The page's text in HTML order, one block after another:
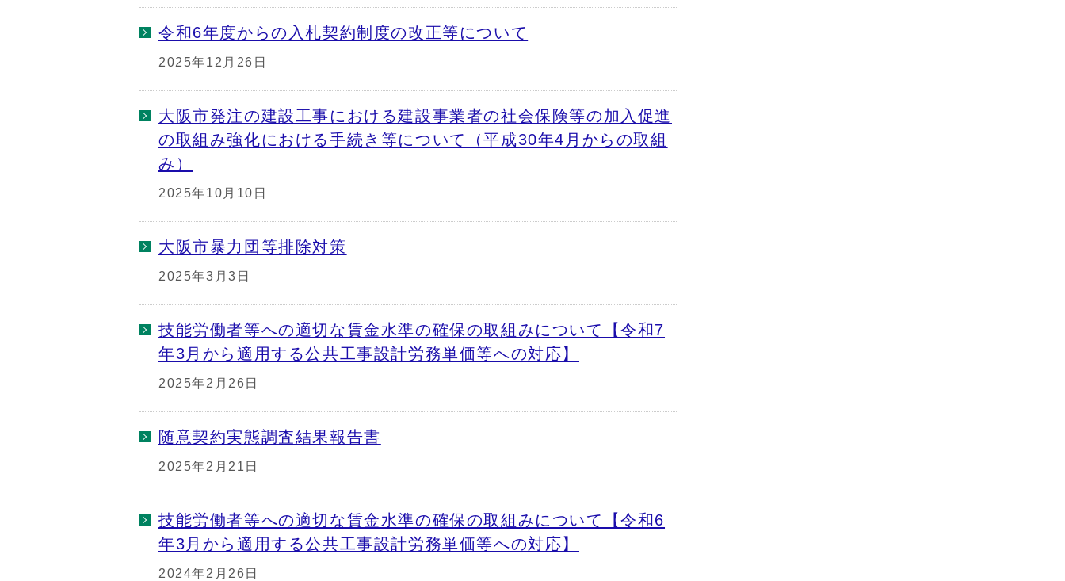
令和6年度からの入札契約制度の改正等について
2025年12月26日
大阪市発注の建設工事における建設事業者の社会保険等の加入促進
の取組み強化における手続き等について（平成30年4月からの取組
み）
2025年10月10日
大阪市暴力団等排除対策
2025年3月3日
技能労働者等への適切な賃金水準の確保の取組みについて【令和7
年3月から適用する公共工事設計労務単価等への対応】
2025年2月26日
随意契約実態調査結果報告書
2025年2月21日
技能労働者等への適切な賃金水準の確保の取組みについて【令和6
年3月から適用する公共工事設計労務単価等への対応】
2024年2月26日